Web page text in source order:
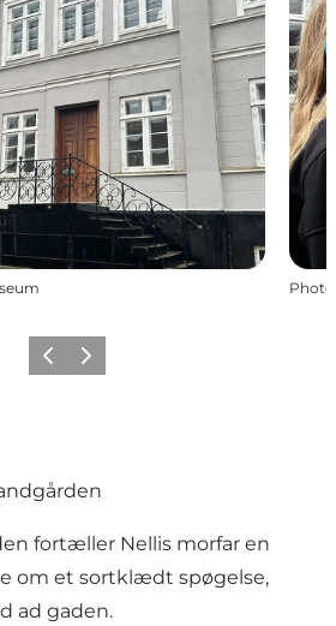
Photo
Previous
Next
fortæller Nellis morfar en
om et sortklædt spøgelse,
ad gaden.